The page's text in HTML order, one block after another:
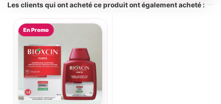
Les clients qui ont acheté ce produit ont également acheté :
En Promo